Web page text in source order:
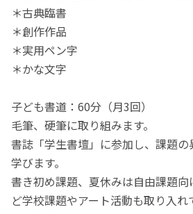
＊古典臨書
＊創作作品
＊実用ペン字
＊かな文字
子ども書道：60分（月3回）
毛筆、硬筆に取り組みます。
書誌「学生書壇」に参加し、課題
学びます。
書き初め課題、夏休みは自由課題
ど学校課題やアート活動も取り入れ